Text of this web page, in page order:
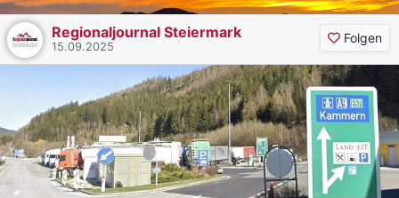
Regionaljournal Steiermark
15.09.2025
Folgen